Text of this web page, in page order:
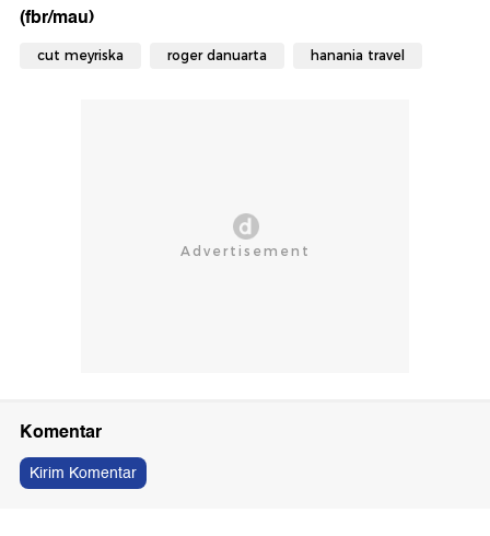
(fbr/mau)
cut meyriska roger danuarta hanania travel
Komentar
Kirim Komentar